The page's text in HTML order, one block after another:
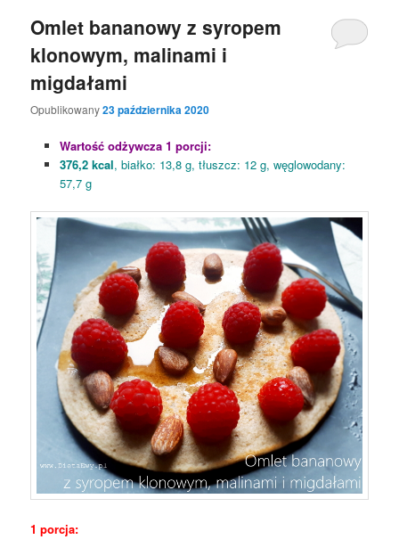
Omlet bananowy z syropem
klonowym, malinami i
migdałami
Opublikowany23 października 2020
Wartość odżywcza 1 porcji:
376,2 kcal, białko: 13,8 g, tłuszcz: 12 g, węglowodany:
57,7 g
1 porcja: